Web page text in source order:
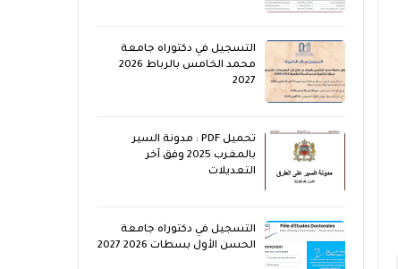
التسجيل في دكتوراه جامعة
محمد الخامس بالرباط 2026
2027
تحميل PDF : مدونة السير
بالمغرب 2025 وفق آخر
التعديلات
التسجيل في دكتوراه جامعة
الحسن الأول بسطات 2026 2027